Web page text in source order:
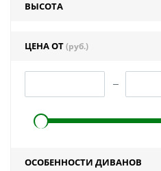
ВЫСОТА
ЦЕНА ОТ (руб.)
ОСОБЕННОСТИ ДИВАНОВ